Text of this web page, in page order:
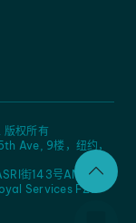
街143号AMC -
Services FZE
Ave, 9楼，纽约，
权所有